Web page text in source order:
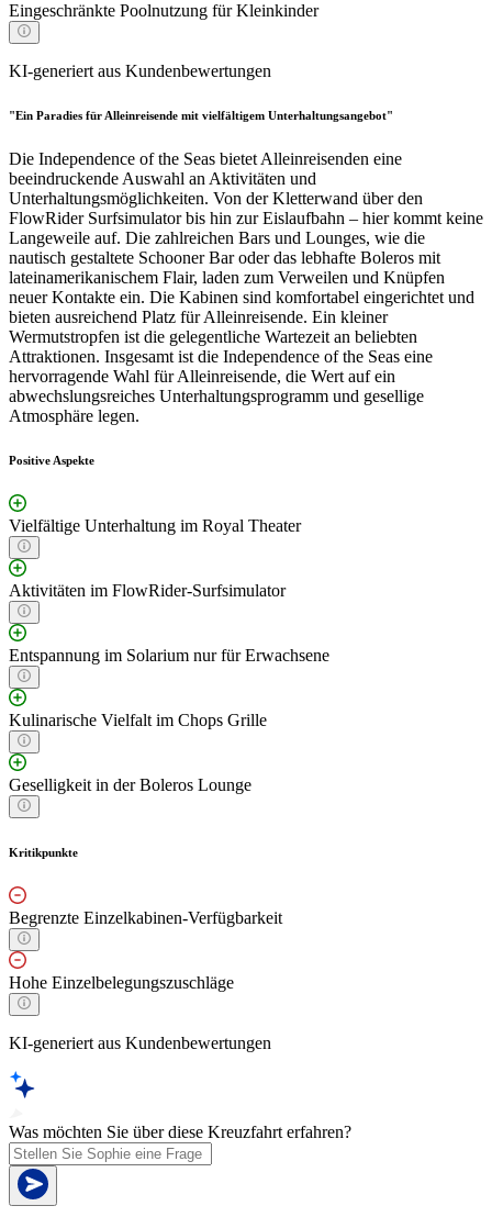
Eingeschränkte Poolnutzung für Kleinkinder
KI-generiert aus Kundenbewertungen
"Ein Paradies für Alleinreisende mit vielfältigem Unterhaltungsangebot"
Die Independence of the Seas bietet Alleinreisenden eine
beeindruckende Auswahl an Aktivitäten und
Unterhaltungsmöglichkeiten. Von der Kletterwand über den
FlowRider Surfsimulator bis hin zur Eislaufbahn – hier kommt keine
Langeweile auf. Die zahlreichen Bars und Lounges, wie die
nautisch gestaltete Schooner Bar oder das lebhafte Boleros mit
lateinamerikanischem Flair, laden zum Verweilen und Knüpfen
neuer Kontakte ein. Die Kabinen sind komfortabel eingerichtet und
bieten ausreichend Platz für Alleinreisende. Ein kleiner
Wermutstropfen ist die gelegentliche Wartezeit an beliebten
Attraktionen. Insgesamt ist die Independence of the Seas eine
hervorragende Wahl für Alleinreisende, die Wert auf ein
abwechslungsreiches Unterhaltungsprogramm und gesellige
Atmosphäre legen.
Positive Aspekte
Vielfältige Unterhaltung im Royal Theater
Aktivitäten im FlowRider-Surfsimulator
Entspannung im Solarium nur für Erwachsene
Kulinarische Vielfalt im Chops Grille
Geselligkeit in der Boleros Lounge
Kritikpunkte
Begrenzte Einzelkabinen-Verfügbarkeit
Hohe Einzelbelegungszuschläge
KI-generiert aus Kundenbewertungen
Was möchten Sie über diese Kreuzfahrt erfahren?